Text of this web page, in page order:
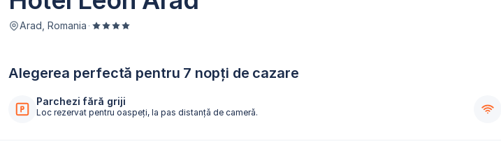
Arad, Romania ·
Alegerea perfectă pentru 7 nopți de cazare
Parchezi fără griji
Loc rezervat pentru oaspeți, la pas distanță de cameră.